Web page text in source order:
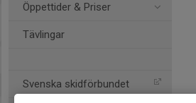
Öppettider & Priser
Tävlingar
Svenska skidförbundet